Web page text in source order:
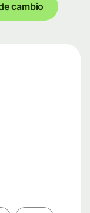
cambio